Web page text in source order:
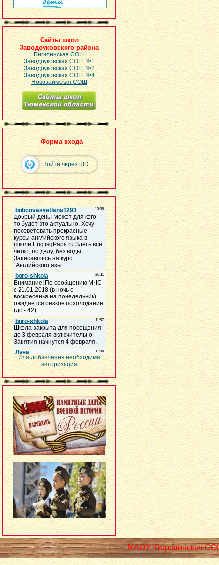
Сайты школ
Заводоуковского района
Бигилинская СОШ
Заводоуковская СОШ №1
Заводоуковская СОШ №2
Заводоуковская СОШ №4
Новозаимская СОШ
Форма входа
Войти через uID
Для добавления необходима
авторизация
МАОУ "Боровинская